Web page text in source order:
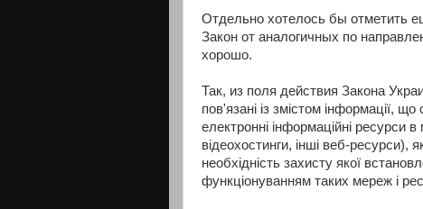
Отдельно хотелось бы отметить
Закон от аналогичных по
хорошо.
Так, из поля действия Закона
пов'язані із змістом інформації,
електронні інформаційні ресурси
відеохостинги, інші веб-ресурси),
необхідність захисту якої
функціонуванням таких мереж і